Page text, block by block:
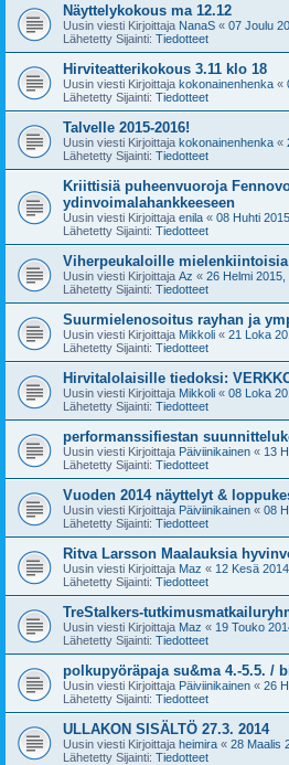
Näyttelykokous ma 12.12
Uusin viesti Kirjoittaja NanaS « 07 Joulu
Lähetetty Sijainti: Tiedotteet
Hirviteatterikokous 3.11 klo 18
Uusin viesti Kirjoittaja kokonainenhenka «
Lähetetty Sijainti: Tiedotteet
Talvelle 2015-2016!
Uusin viesti Kirjoittaja kokonainenhenka «
Lähetetty Sijainti: Tiedotteet
Kriittisiä puheenvuoroja
ydinvoimalahankkeeseen
Uusin viesti Kirjoittaja enila « 08 Huhti
Lähetetty Sijainti: Tiedotteet
Viherpeukaloille
Uusin viesti Kirjoittaja Az « 26 Helmi 2015,
Lähetetty Sijainti: Tiedotteet
Suurmielenosoitus rayhan ja
Uusin viesti Kirjoittaja Mikkoli « 21 Loka
Lähetetty Sijainti: Tiedotteet
Hirvitalolaisille tiedoksi:
Uusin viesti Kirjoittaja Mikkoli « 08 Loka
Lähetetty Sijainti: Tiedotteet
performanssifiestan
Uusin viesti Kirjoittaja Päiviinikainen « 13
Lähetetty Sijainti: Tiedotteet
Vuoden 2014 näyttelyt &
Uusin viesti Kirjoittaja Päiviinikainen « 08
Lähetetty Sijainti: Tiedotteet
Ritva Larsson Maalauksia
Uusin viesti Kirjoittaja Maz « 12 Kesä
Lähetetty Sijainti: Tiedotteet
TreStalkers-
Uusin viesti Kirjoittaja Maz « 19 Touko
Lähetetty Sijainti: Tiedotteet
polkupyöräpaja su&ma 4.-5.5. /
Uusin viesti Kirjoittaja Päiviinikainen « 26
Lähetetty Sijainti: Tiedotteet
ULLAKON SISÄLTÖ 27.3. 2014
Uusin viesti Kirjoittaja heimira « 28 Maalis
Lähetetty Sijainti: Tiedotteet